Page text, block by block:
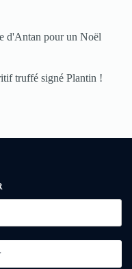
d'Antan pour un Noël
truffé signé Plantin !